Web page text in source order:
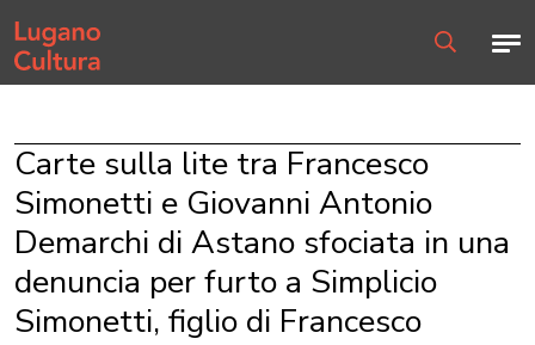
Home page
Carte sulla lite tra Francesco
Simonetti e Giovanni Antonio
Demarchi di Astano sfociata in una
denuncia per furto a Simplicio
Simonetti, figlio di Francesco